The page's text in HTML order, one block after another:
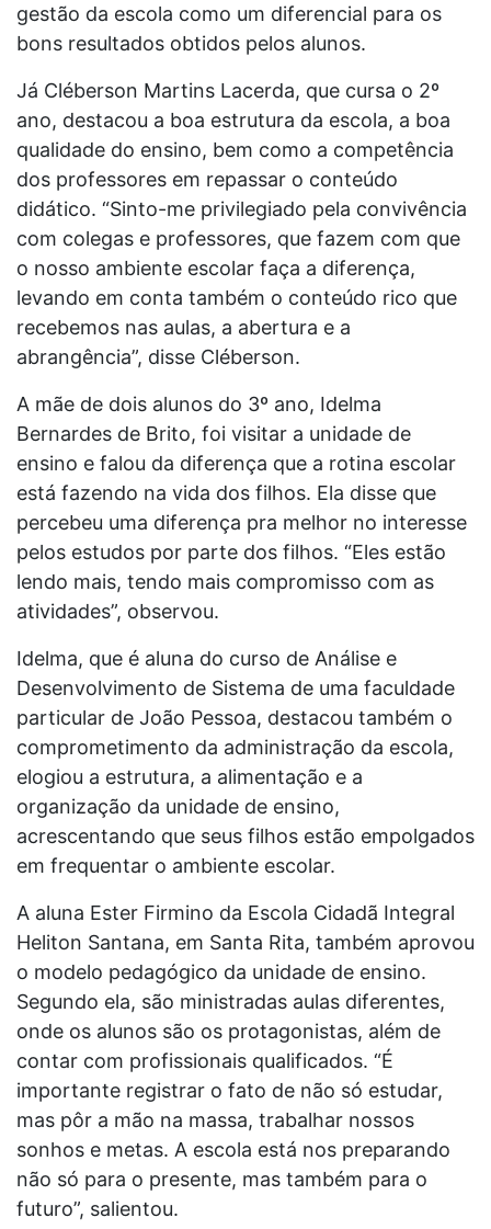
gestão da escola como um diferencial para os
bons resultados obtidos pelos alunos.
Já Cléberson Martins Lacerda, que cursa o 2º
ano, destacou a boa estrutura da escola, a boa
qualidade do ensino, bem como a competência
dos professores em repassar o conteúdo
didático. “Sinto-me privilegiado pela convivência
com colegas e professores, que fazem com que
o nosso ambiente escolar faça a diferença,
levando em conta também o conteúdo rico que
recebemos nas aulas, a abertura e a
abrangência”, disse Cléberson.
A mãe de dois alunos do 3º ano, Idelma
Bernardes de Brito, foi visitar a unidade de
ensino e falou da diferença que a rotina escolar
está fazendo na vida dos filhos. Ela disse que
percebeu uma diferença pra melhor no interesse
pelos estudos por parte dos filhos. “Eles estão
lendo mais, tendo mais compromisso com as
atividades”, observou.
Idelma, que é aluna do curso de Análise e
Desenvolvimento de Sistema de uma faculdade
particular de João Pessoa, destacou também o
comprometimento da administração da escola,
elogiou a estrutura, a alimentação e a
organização da unidade de ensino,
acrescentando que seus filhos estão empolgados
em frequentar o ambiente escolar.
A aluna Ester Firmino da Escola Cidadã Integral
Heliton Santana, em Santa Rita, também aprovou
o modelo pedagógico da unidade de ensino.
Segundo ela, são ministradas aulas diferentes,
onde os alunos são os protagonistas, além de
contar com profissionais qualificados. “É
importante registrar o fato de não só estudar,
mas pôr a mão na massa, trabalhar nossos
sonhos e metas. A escola está nos preparando
não só para o presente, mas também para o
futuro”, salientou.